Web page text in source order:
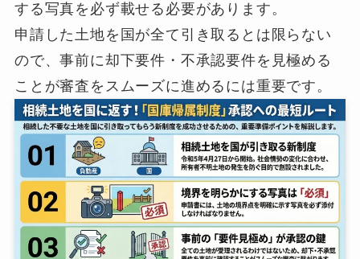
する写真を必ず載せる必要があります。
申請した土地を国が全て引き取るとは限らない
ので、事前に却下要件・不承認要件を見極める
ことが審査をスムーズに進めるには重要です。